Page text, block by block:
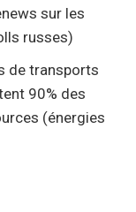
sur les
russes)
de transports
90% des
(énergies